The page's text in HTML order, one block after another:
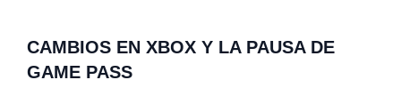
CAMBIOS EN XBOX Y LA PAUSA DE
GAME PASS